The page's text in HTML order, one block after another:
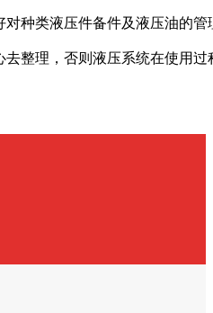
种类液压件备件及液压油的管
整理，否则液压系统在使用过